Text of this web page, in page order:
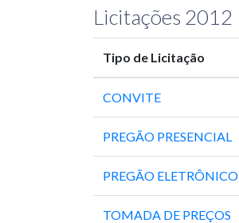
Licitações 2012
Tipo de Licitação
CONVITE
PREGÃO PRESENCIAL
PREGÃO ELETRÔNICO
TOMADA DE PREÇOS